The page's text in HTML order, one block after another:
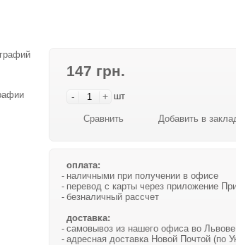
147 грн.
- + шт
Сравнить Добавить в
оплата:
наличными при получении в офисе
перевод с карты через приложение
безналичный рассчет
доставка:
самовывоз из нашего офиса во Львове
адресная доставка Новой Почтой (по